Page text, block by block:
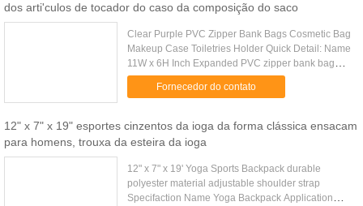
dos arti'culos de tocador do caso da composição do saco
Clear Purple PVC Zipper Bank Bags Cosmetic Bag
Makeup Case Toiletries Holder Quick Detail: Name
11W x 6H Inch Expanded PVC zipper bank bag
Application package money or deposite Color Blue
, other colors can ...
Fornecedor do contato
12" x 7" x 19" esportes cinzentos da ioga da forma clássica ensacam
para homens, trouxa da esteira da ioga
12" x 7" x 19' Yoga Sports Backpack durable
polyester material adjustable shoulder strap
Specifaction Name Yoga Backpack Application